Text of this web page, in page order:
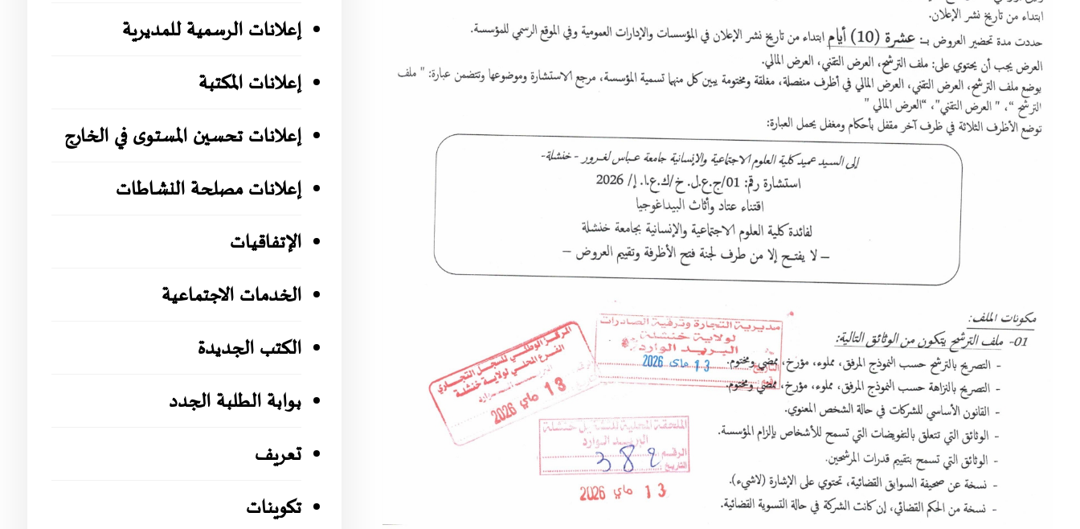
إعلانات الرسمية للمديرية
إعلانات المكتبة
إعلانات تحسين المستوى في الخارج
إعلانات مصلحة النشاطات
الإتفاقيات
الخدمات الاجتماعية
الكتب الجديدة
بوابة الطلبة الجدد
تعريف
تكوينات